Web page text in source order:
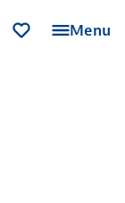
Menu